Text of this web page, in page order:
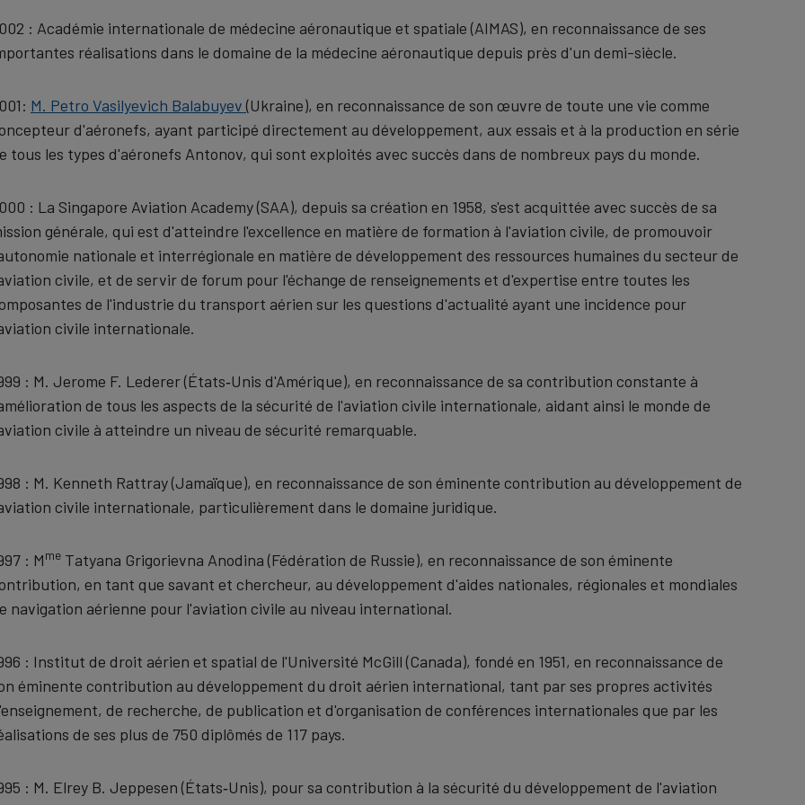
: Académie internationale de médecine aéronautique et spatiale (AIMAS), en reconnaissance de ses
réalisations dans le domaine de la médecine aéronautique depuis près d'un demi-siècle.
M. Petro Vasilyevich Balabuyev(Ukraine), en reconnaissance de son œuvre de toute une vie comme
d'aéronefs, ayant participé directement au développement, aux essais et à la production en série
tous les types d'aéronefs Antonov, qui sont exploités avec succès dans de nombreux pays du monde.
: La Singapore Aviation Academy (SAA), depuis sa création en 1958, s'est acquittée avec succès de sa
générale, qui est d'atteindre l'excellence en matière de formation à l'aviation civile, de promouvoir
nationale et interrégionale en matière de développement des ressources humaines du secteur de
civile, et de servir de forum pour l'échange de renseignements et d'expertise entre toutes les
de l'industrie du transport aérien sur les questions d'actualité ayant une incidence pour
civile internationale.
: M. Jerome F. Lederer (États‑Unis d'Amérique), en reconnaissance de sa contribution constante à
de tous les aspects de la sécurité de l'aviation civile internationale, aidant ainsi le monde de
civile à atteindre un niveau de sécurité remarquable.
: M. Kenneth Rattray (Jamaïque), en reconnaissance de son éminente contribution au développement de
civile internationale, particulièrement dans le domaine juridique.
: Mme Tatyana Grigorievna Anodina (Fédération de Russie), en reconnaissance de son éminente
en tant que savant et chercheur, au développement d'aides nationales, régionales et mondiales
navigation aérienne pour l'aviation civile au niveau international.
: Institut de droit aérien et spatial de l'Université McGill (Canada), fondé en 1951, en reconnaissance de
éminente contribution au développement du droit aérien international, tant par ses propres activités
de recherche, de publication et d'organisation de conférences internationales que par les
de ses plus de 750 diplômés de 117 pays.
: M. Elrey B. Jeppesen (États‑Unis), pour sa contribution à la sécurité du développement de l'aviation